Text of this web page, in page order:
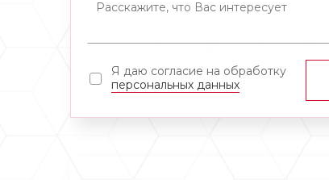
Я даю согласие на обработку
персональных данных